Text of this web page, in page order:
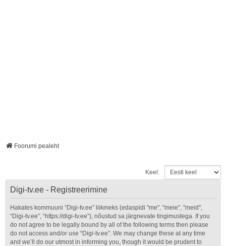
Foorumi pealeht
Keel:
Digi-tv.ee - Registreerimine
Hakates kommuuni “Digi-tv.ee” liikmeks (edaspidi "me", "meie", "meid",
“Digi-tv.ee”, “https://digi-tv.ee”), nõustud sa järgnevate tingimustega. If you
do not agree to be legally bound by all of the following terms then please
do not access and/or use “Digi-tv.ee”. We may change these at any time
and we’ll do our utmost in informing you, though it would be prudent to